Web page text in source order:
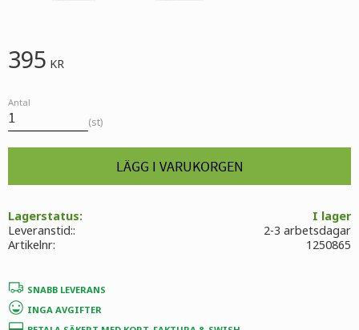
395 KR
Antal
st
Lagerstatus
I lager
Artikelnr
1250865
Leveranstid: 2-3 arbetsdagar
SNABB LEVERANS
INGA AVGIFTER